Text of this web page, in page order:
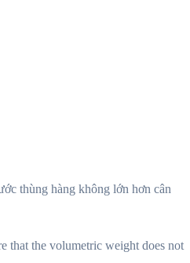
thùng hàng không lớn hơn cân
that the volumetric weight does not